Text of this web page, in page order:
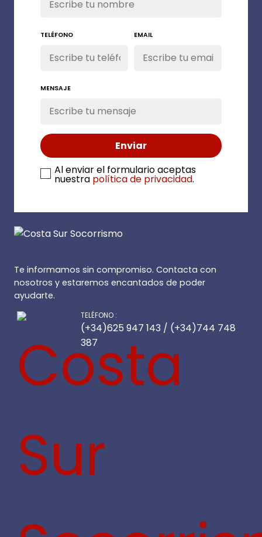
TELÉFONO EMAIL
MENSAJE
Al enviar el formulario aceptas
nuestra política de privacidad.
Te informamos sin compromiso. Contacta con
nosotros y estaremos encantados de poder
ayudarte.
TELÉFONO :
(+34)625 947 143 / (+34)744 748
387